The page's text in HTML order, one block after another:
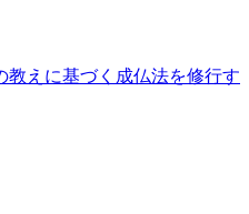
えに基づく成仏法を修行す